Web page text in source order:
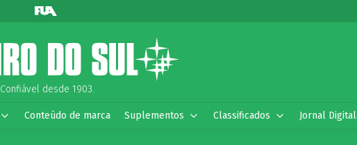
Confiável desde 1903.
Conteúdo de marca Suplementos Classificados Jornal Digital